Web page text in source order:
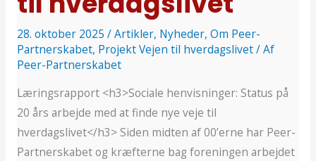
28. oktober 2025 /Artikler, Nyheder, Om Peer-
Partnerskabet, Projekt Vejen til hverdagslivet/ Af
Peer-Partnerskabet
Læringsrapport <h3>Sociale henvisninger: Status på
20 års arbejde med at finde nye veje til
hverdagslivet</h3> Siden midten af 00’erne har Peer-
Partnerskabet og kræfterne bag foreningen arbejdet